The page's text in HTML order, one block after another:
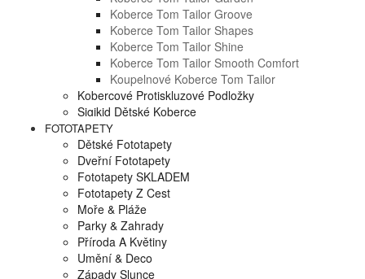
Koberce Tom Tailor Groove
Koberce Tom Tailor Shapes
Koberce Tom Tailor Shine
Koberce Tom Tailor Smooth Comfort
Koupelnové Koberce Tom Tailor
Kobercové Protiskluzové Podložky
Sigikid Dětské Koberce
FOTOTAPETY
Dětské Fototapety
Dveřní Fototapety
Fototapety SKLADEM
Fototapety Z Cest
Moře & Pláže
Parky & Zahrady
Příroda A Květiny
Umění & Deco
Západy Slunce